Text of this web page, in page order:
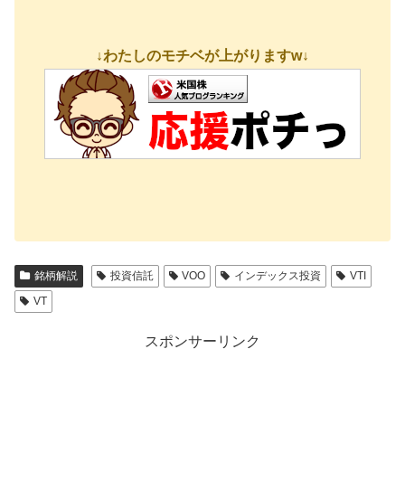
↓わたしのモチベが上がりますw↓
銘柄解説 投資信託 VOO インデックス投資
VTI
VT
スポンサーリンク